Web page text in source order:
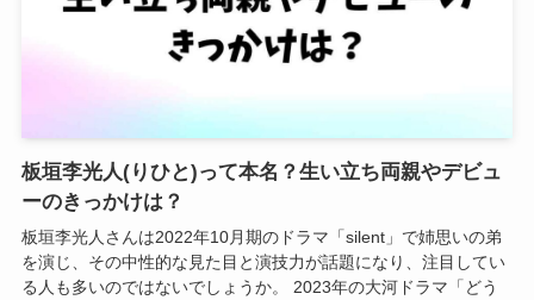
板垣李光人(りひと)って本名？生い立ち両親やデビュ
ーのきっかけは？
板垣李光人さんは2022年10月期のドラマ「silent」で姉思いの弟
を演じ、その中性的な見た目と演技力が話題になり、注目してい
る人も多いのではないでしょうか。 2023年の大河ドラマ「どう